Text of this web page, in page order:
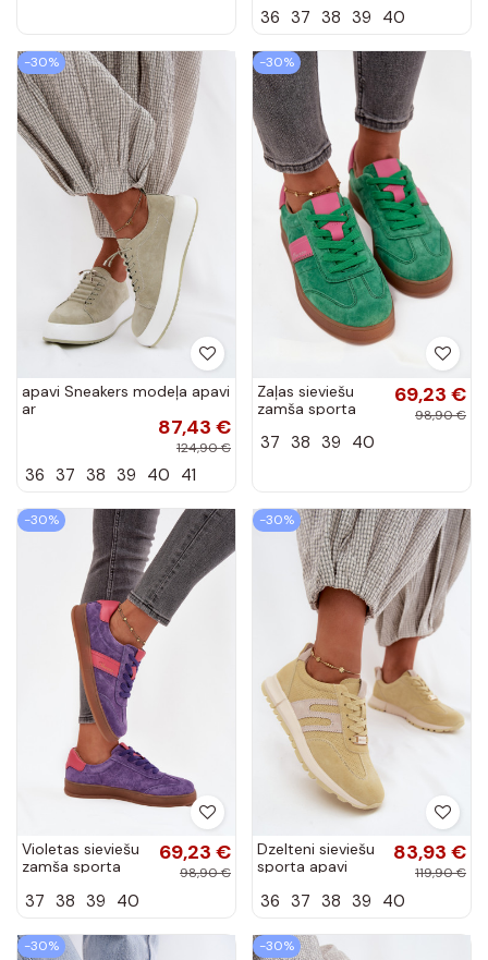
36 37 38 39 40
-30%
apavi Sneakers modeļa apavi
ar
platformuIeslēgtsturalnego
zamšādasu piparmētras
87,43 €
124,90 €
36 37 38 39 40 41
-30%
Zaļas sieviešu
zamša sporta
79576
69,23 €
98,90 €
37 38 39 40
-30%
Violetas sieviešu
zamša sporta
79576
69,23 €
98,90 €
37 38 39 40
-30%
Dzelteni sieviešu
sporta apavi
mākslīgās
83,93 €
119,90 €
36 37 38 39 40
-30% -30%